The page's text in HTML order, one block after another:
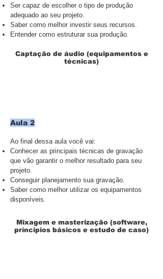
Ser capaz de escolher o tipo de produção
adequado ao seu projeto.
Saber como melhor investir seus recursos.
Entender como estruturar sua produção.
Captação de áudio (equipamentos e
técnicas)
Aula 2
Ao final dessa aula você vai:
Conhecer as principais técnicas de gravação
que vão garantir o melhor resultado para seu
projeto.
Conseguir planejamento sua gravação.
Saber como melhor utilizar os equipamentos
disponíveis.
Mixagem e masterização (software,
príncipios básicos e estudo de caso)